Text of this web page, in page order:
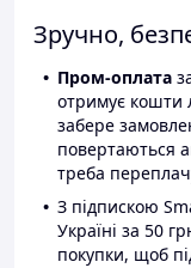
Зручно,
Пром-оплата
отримує кошти
забере
повертаються
треба
З підпискою
Україні за 50
покупки, щоб